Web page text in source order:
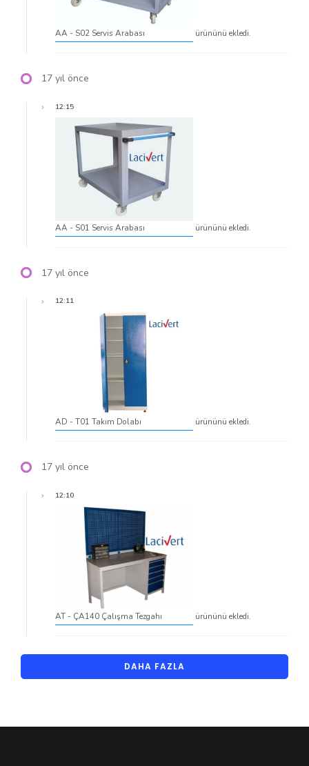
AA - S02 Servis Arabası ürününü ekledi.
17 yıl önce
12:15
AA - S01 Servis Arabası ürününü ekledi.
17 yıl önce
12:11
AD - T01 Takım Dolabı ürününü ekledi.
17 yıl önce
12:10
AT - ÇA140 Çalışma Tezgahı ürününü ekledi.
DAHA FAZLA